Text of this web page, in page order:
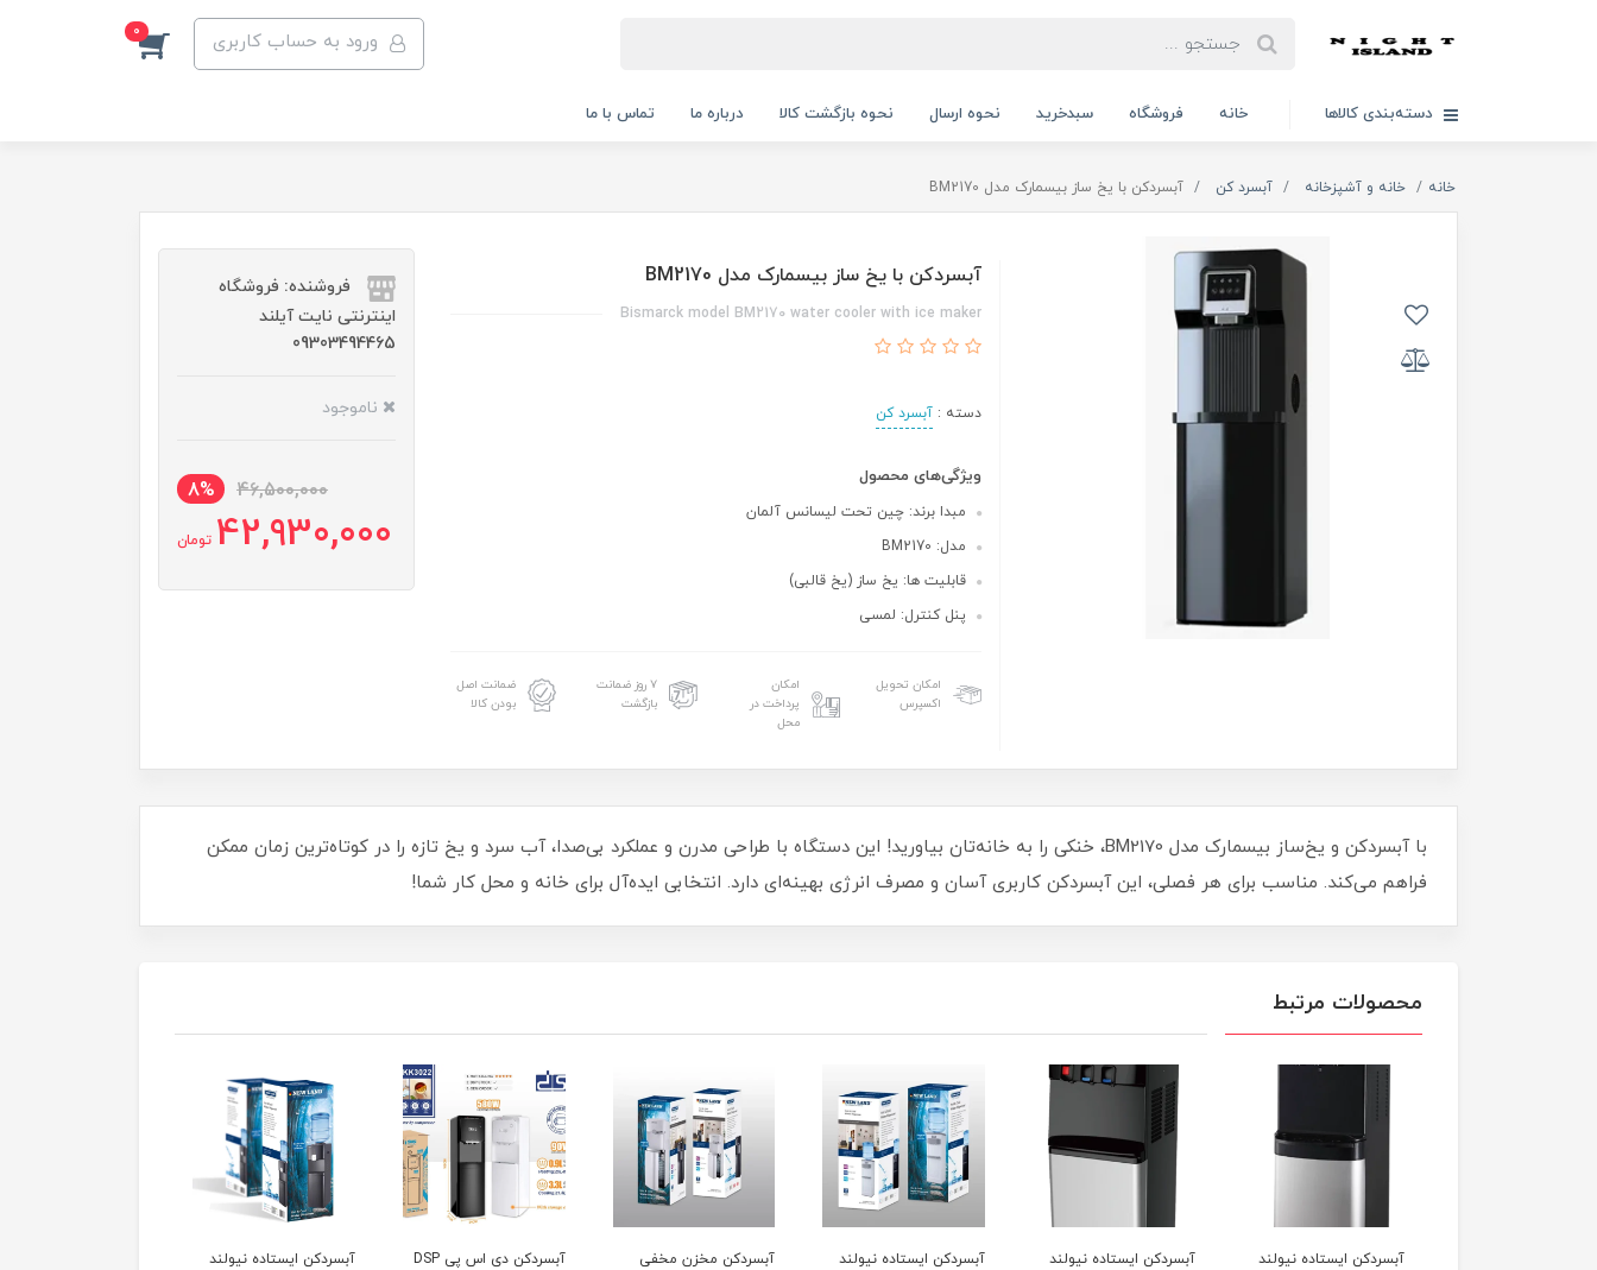
ورود به حساب کاربری 0
دسته‌بندی کالاها خانه فروشگاه سبدخرید نحوه ارسال نحوه بازگشت کالا درباره ما تماس با ما
خانه خانه و آشپزخانه آبسرد کن آبسردکن با یخ ساز بیسمارک مدل BM2170
آبسردکن با یخ ساز بیسمارک مدل BM2170
Bismarck model BM2170 water cooler with ice maker
دسته :آبسرد کن
ویژگی‌های محصول
مبدا برند: چین تحت لیسانس آلمان
مدل: BM2170
قابلیت ها: یخ ساز (یخ قالبی)
پنل کنترل: لمسی
امکان تحویل
اکسپرس
امکان
پرداخت در
محل
۷ روز ضمانت
بازگشت
ضمانت اصل
بودن کالا
فروشنده: فروشگاه
اینترنتی نایت آیلند
09303494465
ناموجود
46,500,000
8%
42,930,000 تومان
با آبسردکن و یخ‌ساز بیسمارک مدل BM2170، خنکی را به خانه‌تان بیاورید! این دستگاه با طراحی مدرن و عملکرد بی‌صدا، آب سرد و یخ تازه را در کوتاه‌ترین زمان ممکن
فراهم می‌کند. مناسب برای هر فصلی، این آبسردکن کاربری آسان و مصرف انرژی بهینه‌ای دارد. انتخابی ایده‌آل برای خانه و محل کار شما!
محصولات مرتبط
آبسردکن ایستاده نیولند
آبسردکن ایستاده نیولند
آبسردکن ایستاده نیولند
آبسردکن مخزن مخفی
آبسردکن دی اس پی DSP
آبسردکن ایستاده نیولند